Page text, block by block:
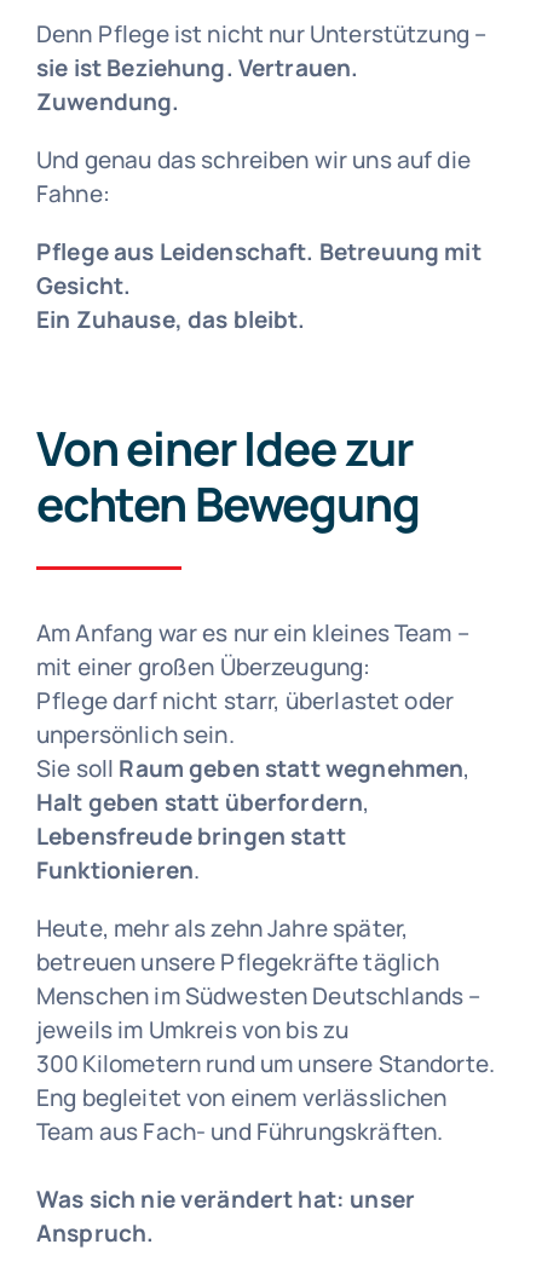
Denn Pflege ist nicht nur Unterstützung –
sie ist Beziehung. Vertrauen.
Zuwendung.
Und genau das schreiben wir uns auf die
Fahne:
Pflege aus Leidenschaft. Betreuung mit
Gesicht.
Ein Zuhause, das bleibt.
Von einer Idee zur
echten Bewegung
Am Anfang war es nur ein kleines Team –
mit einer großen Überzeugung:
Pflege darf nicht starr, überlastet oder
unpersönlich sein.
Sie soll Raum geben statt wegnehmen,
Halt geben statt überfordern,
Lebensfreude bringen statt
Funktionieren.
Heute, mehr als zehn Jahre später,
betreuen unsere Pflegekräfte täglich
Menschen im Südwesten Deutschlands –
jeweils im Umkreis von bis zu
300 Kilometern rund um unsere Standorte.
Eng begleitet von einem verlässlichen
Team aus Fach- und Führungskräften.
Was sich nie verändert hat: unser
Anspruch.